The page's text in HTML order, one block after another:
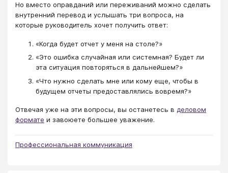
Но вместо оправданий или переживаний можно сделать
внутренний перевод и услышать три вопроса, на
которые руководитель хочет получить ответ:
«Когда будет отчет у меня на столе?»
«Это ошибка случайная или системная? Будет ли
эта ситуация повторяться в дальнейшем?»
«Что нужно сделать мне или кому еще, чтобы в
будущем отчеты предоставлялись вовремя?»
Отвечая уже на эти вопросы, вы останетесь в деловом
формате и завоюете большее уважение.
Профессиональная коммуникация